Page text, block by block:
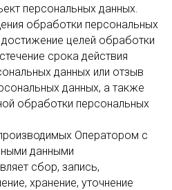
персональных данных.
обработки персональных
целей обработки
срока действия
данных или отзыв
данных, а также
обработки персональных
Оператором с
данными
сбор, запись,
хранение, уточнение